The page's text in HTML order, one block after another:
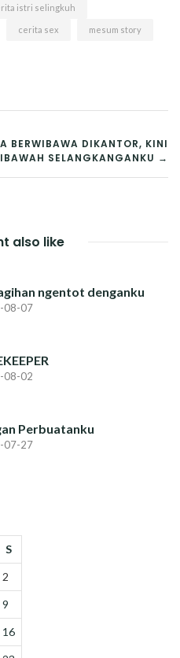
istri selingkuh
cerita sex mesum story
BERWIBAWA DIKANTOR, KINI
SELANGKANGANKU →
also like
ngentot denganku
08-07
08-02
Perbuatanku
07-27
S
2
9
16